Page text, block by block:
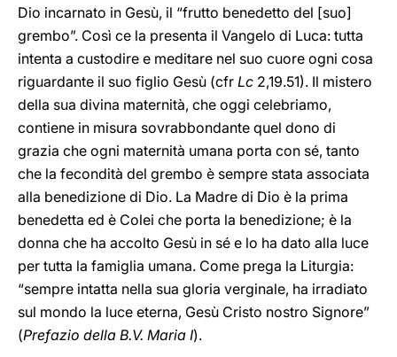
Dio incarnato in Gesù, il “frutto benedetto del [suo]
grembo”. Così ce la presenta il Vangelo di Luca: tutta
intenta a custodire e meditare nel suo cuore ogni cosa
riguardante il suo figlio Gesù (cfr Lc 2,19.51). Il mistero
della sua divina maternità, che oggi celebriamo,
contiene in misura sovrabbondante quel dono di
grazia che ogni maternità umana porta con sé, tanto
che la fecondità del grembo è sempre stata associata
alla benedizione di Dio. La Madre di Dio è la prima
benedetta ed è Colei che porta la benedizione; è la
donna che ha accolto Gesù in sé e lo ha dato alla luce
per tutta la famiglia umana. Come prega la Liturgia:
“sempre intatta nella sua gloria verginale, ha irradiato
sul mondo la luce eterna, Gesù Cristo nostro Signore”
(Prefazio della B.V. Maria I).